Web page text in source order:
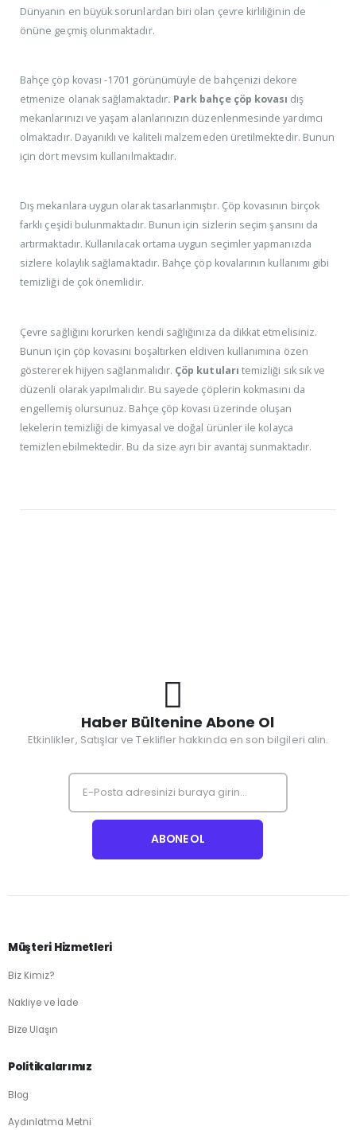
Dünyanın en büyük sorunlardan biri olan çevre kirliliğinin de
önüne geçmiş olunmaktadır.
Bahçe çöp kovası -1701 görünümüyle de bahçenizi dekore
etmenize olanak sağlamaktadır. Park bahçe çöp kovası dış
mekanlarınızı ve yaşam alanlarınızın düzenlenmesinde yardımcı
olmaktadır. Dayanıklı ve kaliteli malzemeden üretilmektedir. Bunun
için dört mevsim kullanılmaktadır.
Dış mekanlara uygun olarak tasarlanmıştır. Çöp kovasının birçok
farklı çeşidi bulunmaktadır. Bunun için sizlerin seçim şansını da
artırmaktadır. Kullanılacak ortama uygun seçimler yapmanızda
sizlere kolaylık sağlamaktadır. Bahçe çöp kovalarının kullanımı gibi
temizliği de çok önemlidir.
Çevre sağlığını korurken kendi sağlığınıza da dikkat etmelisiniz.
Bunun için çöp kovasını boşaltırken eldiven kullanımına özen
göstererek hijyen sağlanmalıdır. Çöp kutuları temizliği sık sık ve
düzenli olarak yapılmalıdır. Bu sayede çöplerin kokmasını da
engellemiş olursunuz. Bahçe çöp kovası üzerinde oluşan
lekelerin temizliği de kimyasal ve doğal ürünler ile kolayca
temizlenebilmektedir. Bu da size ayrı bir avantaj sunmaktadır.
Haber Bültenine Abone Ol
Etkinlikler, Satışlar ve Teklifler hakkında en son bilgileri alın.
Müşteri Hizmetleri
Biz Kimiz?
Nakliye ve İade
Bize Ulaşın
Politikalarımız
Blog
Aydınlatma Metni